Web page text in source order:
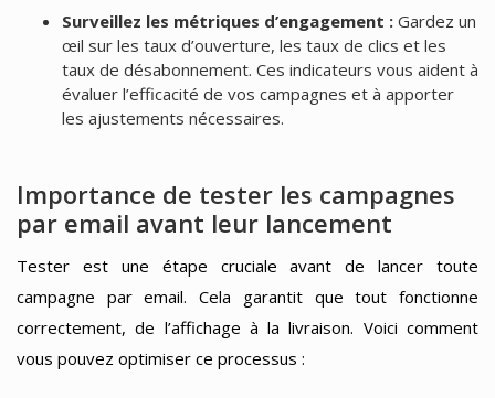
Surveillez les métriques d’engagement :Gardez un
œil sur les taux d’ouverture, les taux de clics et les
taux de désabonnement. Ces indicateurs vous aident à
évaluer l’efficacité de vos campagnes et à apporter
les ajustements nécessaires.
Importance de tester les campagnes
par email avant leur lancement
Tester est une étape cruciale avant de lancer toute
campagne par email. Cela garantit que tout fonctionne
correctement, de l’affichage à la livraison. Voici comment
vous pouvez optimiser ce processus :